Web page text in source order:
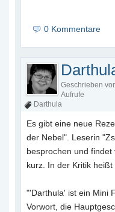
0 Kommentare
Geschrieben
Aufrufe
Darthula
Es gibt eine neue
der Nebel". Leserin
besprochen und
kurz. In der Kritik
"'Darthula' ist ein Mini
Vorwort, die